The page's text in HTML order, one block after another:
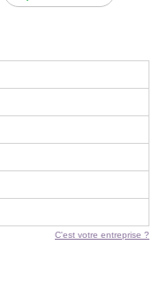
C'est votre entreprise ?